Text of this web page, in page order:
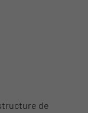
de